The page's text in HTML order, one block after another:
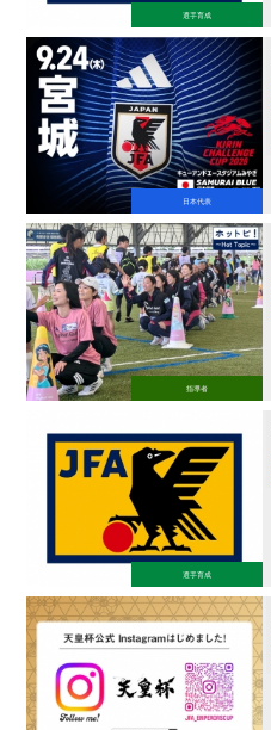
選手育成
日本代表
指導者
選手育成